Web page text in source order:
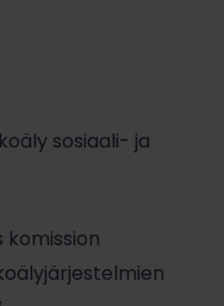
sosiaali- ja
komission